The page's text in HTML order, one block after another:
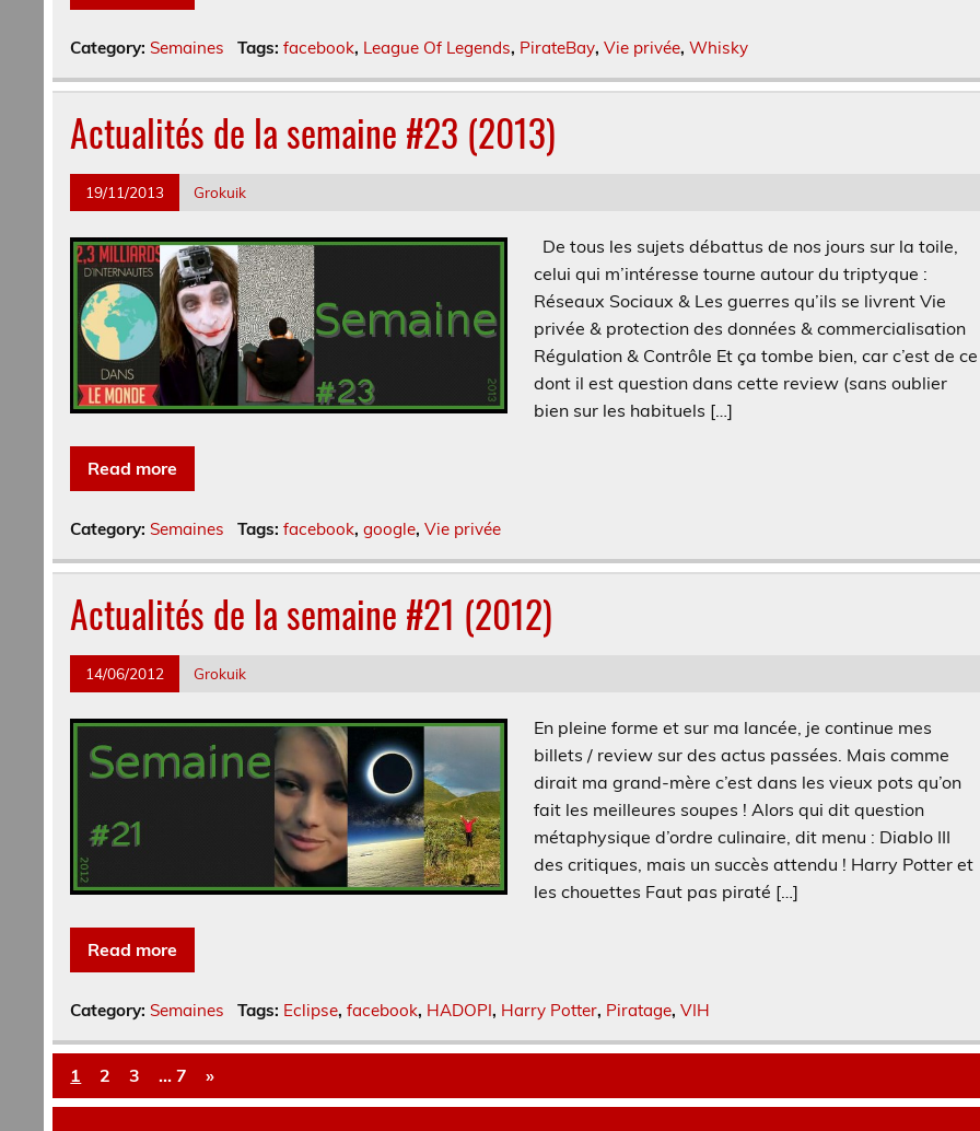
Category: Semaines Tags: facebook, League Of Legends, PirateBay, Vie privée, Whisky
Actualités de la semaine #23 (2013)
19/11/2013 Grokuik
De tous les sujets débattus de nos jours sur la toile,
celui qui m’intéresse tourne autour du triptyque :
Réseaux Sociaux & Les guerres qu’ils se livrent Vie
privée & protection des données & commercialisation
Régulation & Contrôle Et ça tombe bien, car c’est de ce
dont il est question dans cette review (sans oublier
bien sur les habituels […]
Read more
Category: Semaines Tags: facebook, google, Vie privée
Actualités de la semaine #21 (2012)
14/06/2012 Grokuik
En pleine forme et sur ma lancée, je continue mes
billets / review sur des actus passées. Mais comme
dirait ma grand-mère c’est dans les vieux pots qu’on
fait les meilleures soupes ! Alors qui dit question
métaphysique d’ordre culinaire, dit menu : Diablo III
des critiques, mais un succès attendu ! Harry Potter et
les chouettes Faut pas piraté […]
Read more
Category: Semaines Tags: Eclipse, facebook, HADOPI, Harry Potter, Piratage, VIH
1 2 3 … 7 »